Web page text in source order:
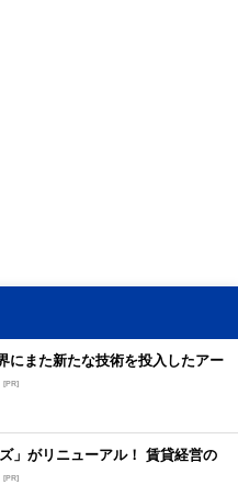
にまた新たな技術を投入したアー
[PR]
」がリニューアル！ 賃貸経営の
[PR]